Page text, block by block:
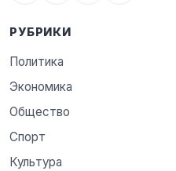
РУБРИКИ
Политика
Экономика
Общество
Спорт
Культура